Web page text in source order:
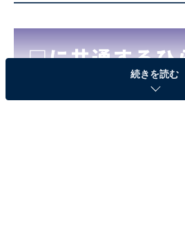
続きを読む